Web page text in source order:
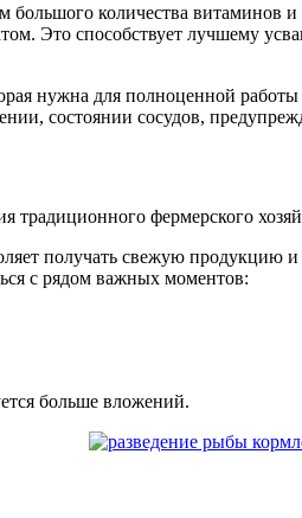
количества витаминов
Это способствует лучшему
нужна для полноценной
состоянии сосудов,
традиционного фермерского
получать свежую
с рядом важных моментов:
больше вложений.